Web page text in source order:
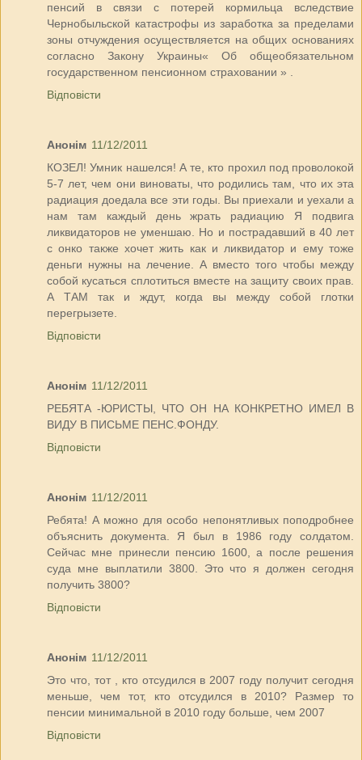
пенсий в связи с потерей кормильца вследствие
Чернобыльской катастрофы из заработка за пределами
зоны отчуждения осуществляется на общих основаниях
согласно Закону Украины« Об общеобязательном
государственном пенсионном страховании » .
Відповісти
Анонім 11/12/2011
КОЗЕЛ! Умник нашелся! А те, кто прохил под проволокой
5-7 лет, чем они виноваты, что родились там, что их эта
радиация доедала все эти годы. Вы приехали и уехали а
нам там каждый день жрать радиацию Я подвига
ликвидаторов не уменшаю. Но и пострадавший в 40 лет
с онко также хочет жить как и ликвидатор и ему тоже
деньги нужны на лечение. А вместо того чтобы между
собой кусаться сплотиться вместе на защиту своих прав.
А ТАМ так и ждут, когда вы между собой глотки
перегрызете.
Відповісти
Анонім 11/12/2011
РЕБЯТА -ЮРИСТЫ, ЧТО ОН НА КОНКРЕТНО ИМЕЛ В
ВИДУ В ПИСЬМЕ ПЕНС.ФОНДУ.
Відповісти
Анонім 11/12/2011
Ребята! А можно для особо непонятливых поподробнее
объяснить документа. Я был в 1986 году солдатом.
Сейчас мне принесли пенсию 1600, а после решения
суда мне выплатили 3800. Это что я должен сегодня
получить 3800?
Відповісти
Анонім 11/12/2011
Это что, тот , кто отсудился в 2007 году получит сегодня
меньше, чем тот, кто отсудился в 2010? Размер то
пенсии минимальной в 2010 году больше, чем 2007
Відповісти